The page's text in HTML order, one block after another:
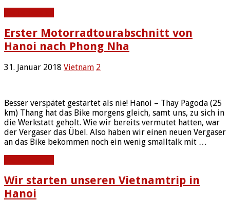
Erster Motorradtourabschnitt von
Hanoi nach Phong Nha
31. Januar 2018 Vietnam 2
Besser verspätet gestartet als nie! Hanoi – Thay Pagoda (25
km) Thang hat das Bike morgens gleich, samt uns, zu sich in
die Werkstatt geholt. Wie wir bereits vermutet hatten, war
der Vergaser das Übel. Also haben wir einen neuen Vergaser
an das Bike bekommen noch ein wenig smalltalk mit …
Wir starten unseren Vietnamtrip in
Hanoi